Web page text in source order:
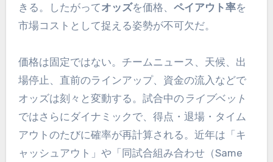
きる。したがってオッズを価格、 ペイアウト率を
市場コストとして捉える姿勢が不可欠だ。
価格は固定ではない。チームニュース、天候、出
場停止、直前のラインアップ、資金の流入などで
オッズは刻々と変動する。試合中のライブベット
ではさらにダイナミックで、得点・退場・タイム
アウトのたびに確率が再計算される。近年は「キ
ャッシュアウト」や「同試合組み合わせ（Same